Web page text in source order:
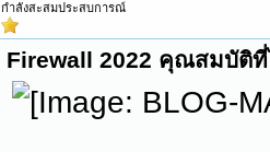
กำลังสะสมประสบการณ์
Firewall 2022 คุณสมบัติที่